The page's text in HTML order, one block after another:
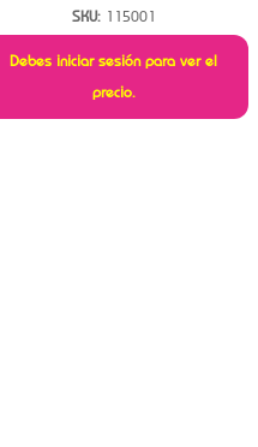
SKU: 115001
Debes iniciar sesión para ver el
precio.